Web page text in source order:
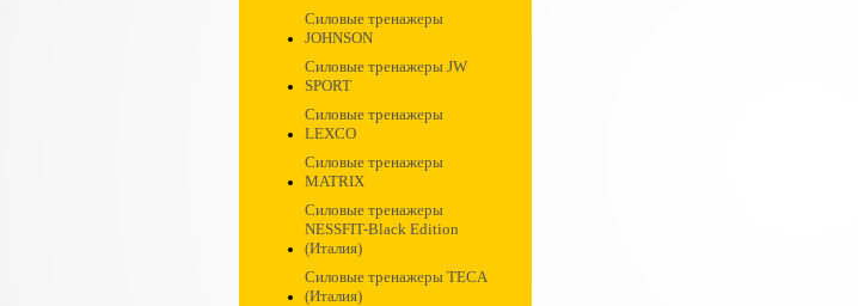
Силовые тренажеры
JOHNSON
Силовые тренажеры JW
SPORT
Силовые тренажеры
LEXCO
Силовые тренажеры
MATRIX
Силовые тренажеры
NESSFIT-Black Edition
(Италия)
Силовые тренажеры TECA
(Италия)